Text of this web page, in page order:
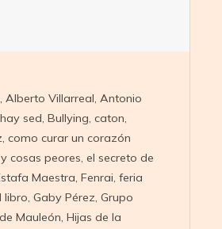
, Alberto Villarreal, Antonio
sed, Bullying, caton,
, como curar un corazón
cosas peores, el secreto de
Maestra, Fenrai, feria
libro, Gaby Pérez, Grupo
Mauleón, Hijas de la